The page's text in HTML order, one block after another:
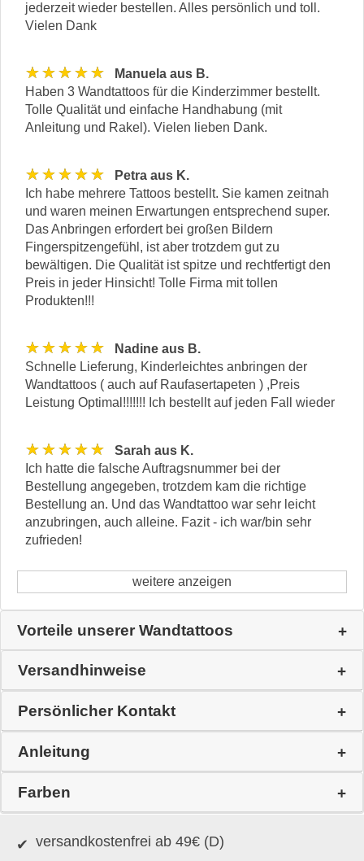
jederzeit wieder bestellen. Alles persönlich und toll.
Vielen Dank
★★★★★
Manuela aus B.
Haben 3 Wandtattoos für die Kinderzimmer bestellt.
Tolle Qualität und einfache Handhabung (mit
Anleitung und Rakel). Vielen lieben Dank.
★★★★★
Petra aus K.
Ich habe mehrere Tattoos bestellt. Sie kamen zeitnah
und waren meinen Erwartungen entsprechend super.
Das Anbringen erfordert bei großen Bildern
Fingerspitzengefühl, ist aber trotzdem gut zu
bewältigen. Die Qualität ist spitze und rechtfertigt den
Preis in jeder Hinsicht! Tolle Firma mit tollen
Produkten!!!
★★★★★
Nadine aus B.
Schnelle Lieferung, Kinderleichtes anbringen der
Wandtattoos ( auch auf Raufasertapeten ) ,Preis
Leistung Optimal!!!!!!! Ich bestellt auf jeden Fall wieder
★★★★★
Sarah aus K.
Ich hatte die falsche Auftragsnummer bei der
Bestellung angegeben, trotzdem kam die richtige
Bestellung an. Und das Wandtattoo war sehr leicht
anzubringen, auch alleine. Fazit - ich war/bin sehr
zufrieden!
weitere anzeigen
Vorteile unserer Wandtattoos
Versandhinweise
Persönlicher Kontakt
Anleitung
Farben
versandkostenfrei ab 49€ (D)